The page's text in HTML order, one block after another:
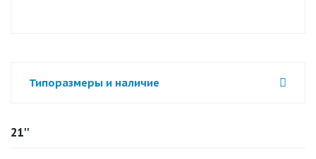
Типоразмеры и наличие
21''